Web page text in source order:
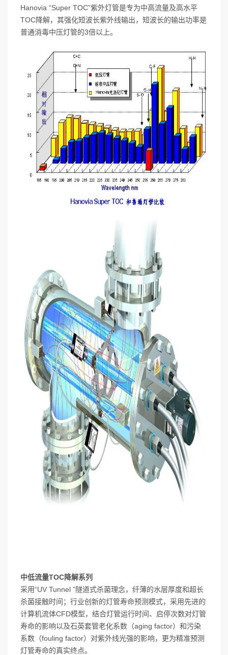
Hanovia “Super TOC”紫外灯管是专为中高流量及高水平
TOC降解，其强化短波长紫外线输出，短波长的输出功率是
普通消毒中压灯管的3倍以上。
中低流量TOC降解系列
采用“UV Tunnel ”隧道式杀菌理念，纤薄的水层厚度和超长
杀菌接触时间；行业创新的灯管寿命预测模式，采用先进的
计算机流体CFD模型，结合灯管运行时间、启停次数对灯管
寿命的影响以及石英套管老化系数（aging factor）和污染
系数（fouling factor）对紫外线光强的影响，更为精准预测
灯管寿命的真实终点。